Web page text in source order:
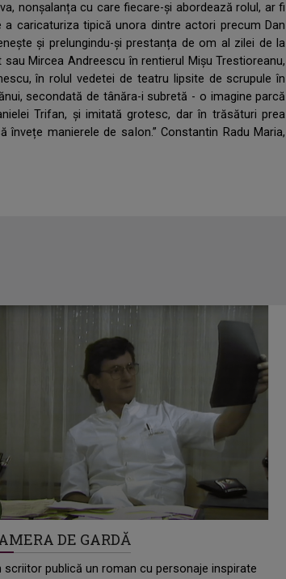
nonşalanța cu care fiecare-şi abordează rolul, ar fi
caricaturiza tipică unora dintre actori precum Dan
şi prelungindu-şi prestanța de om al zilei de la
Mircea Andreescu în rentierul Mişu Trestioreanu,
în rolul vedetei de teatru lipsite de scrupule în
secondată de tânăra-i subretă - o imagine parcă
Trifan, şi imitată grotesc, dar în trăsături prea
manierele de saIon.” Constantin Radu Maria,
DE GARDĂ
scriitor publică un roman cu personaje inspirate